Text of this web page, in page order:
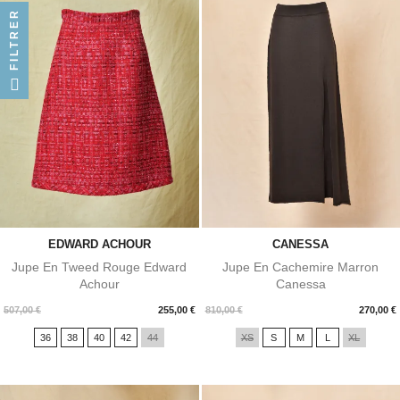
EDWARD ACHOUR
Jupe En Tweed Rouge Edward
Achour
507,00 € 255,00 €
Prix
36 38 40 42 44
CANESSA
Jupe En Cachemire Marron
Canessa
810,00 € 270,00 €
Prix
XS S M L XL
FILTRER